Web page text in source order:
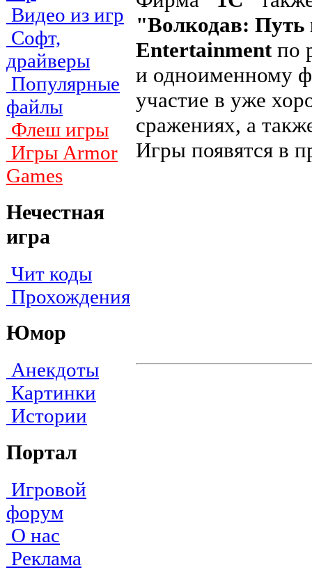
Видео из игр
Софт,
драйверы
Популярные
файлы
Флеш игры
Игры Armor
Games
Нечестная
игра
Чит коды
Прохождения
Юмор
Анекдоты
Картинки
Истории
Портал
Игровой
форум
О нас
Реклама
"Волкодав:
Entertainmentпо
и одноименному
участие в уже
сражениях, а
Игры появятся в